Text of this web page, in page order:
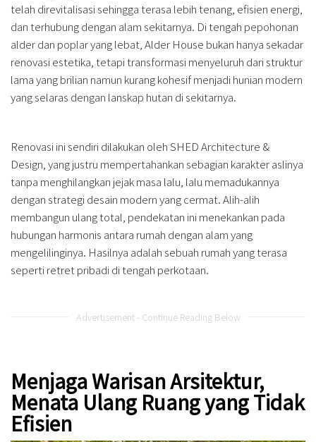
telah direvitalisasi sehingga terasa lebih tenang, efisien energi,
dan terhubung dengan alam sekitarnya. Di tengah pepohonan
alder dan poplar yang lebat, Alder House bukan hanya sekadar
renovasi estetika, tetapi transformasi menyeluruh dari struktur
lama yang brilian namun kurang kohesif menjadi hunian modern
yang selaras dengan lanskap hutan di sekitarnya.
Renovasi ini sendiri dilakukan oleh SHED Architecture &
Design, yang justru mempertahankan sebagian karakter aslinya
tanpa menghilangkan jejak masa lalu, lalu memadukannya
dengan strategi desain modern yang cermat. Alih-alih
membangun ulang total, pendekatan ini menekankan pada
hubungan harmonis antara rumah dengan alam yang
mengelilinginya. Hasilnya adalah sebuah rumah yang terasa
seperti retret pribadi di tengah perkotaan.
Advertisement - Continue Reading Below
Menjaga Warisan Arsitektur,
Menata Ulang Ruang yang Tidak
Efisien